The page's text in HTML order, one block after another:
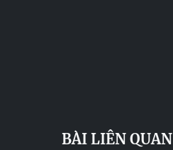
BÀI LIÊN QUAN